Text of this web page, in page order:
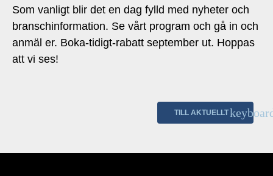
Som vanligt blir det en dag fylld med nyheter och
branschinformation. Se vårt program och gå in och
anmäl er. Boka-tidigt-rabatt september ut. Hoppas
att vi ses!
TILL AKTUELLT